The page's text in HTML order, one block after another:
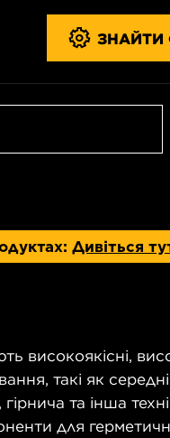
ЗНАЙТИ
Дивіться
високоякісні,
такі як
та інша
для